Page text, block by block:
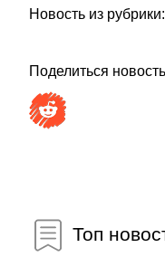
Новость из рубрики:
Поделиться
Топ